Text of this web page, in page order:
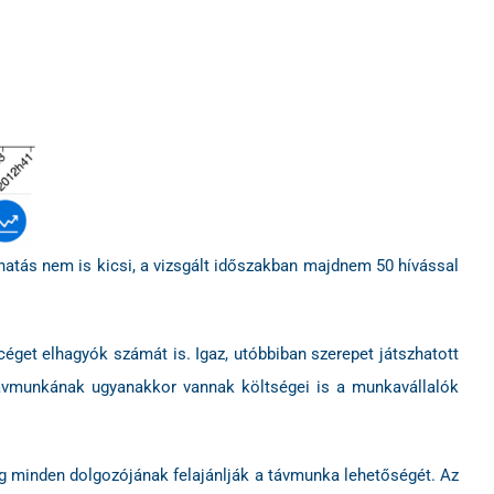
nem is kicsi, a vizsgált időszakban majdnem 50 hívással
elhagyók számát is. Igaz, utóbbiban szerepet játszhatott
ugyanakkor vannak költségei is a munkavállalók
dolgozójának felajánlják a távmunka lehetőségét. Az